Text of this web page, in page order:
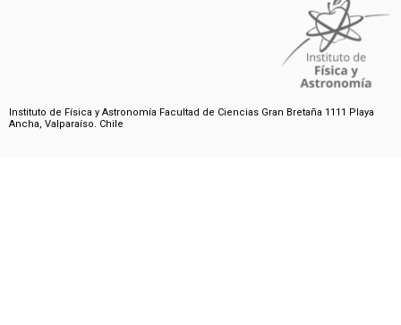
Instituto de Física y Astronomía Facultad de Ciencias Gran Bretaña 1111 Playa
Ancha, Valparaíso. Chile